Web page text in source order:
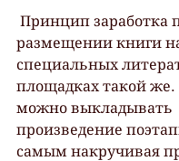
размещении книги
специальных
площадках такой же.
можно выкладывать
произведение
самым накручивая